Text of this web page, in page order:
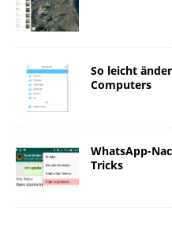
So leicht
Computers
WhatsApp-
Tricks